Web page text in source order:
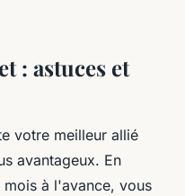
: astuces et
votre meilleur allié
avantageux. En
à l'avance, vous